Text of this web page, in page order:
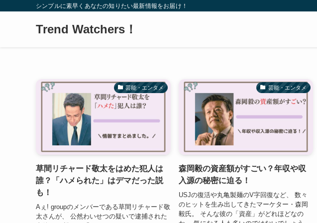
シンプルに素早くあなたの知りたい最新情報をお届け！
Trend Watchers！
芸能・エンタメ
草間リチャード敬太をはめた犯人は
誰？「ハメられた」はデマだった説
も！
Aぇ! groupのメンバーである草間リチャード敬
太さんが、 公然わいせつの疑いで逮捕された
芸能・エンタメ
森岡毅の資産額がすごい？年収や収
入源の秘密に迫る！
USJの復活や丸亀製麺のV字回復など、 数々
のヒットを生み出してきたマーケター・森岡
毅氏。 そんな彼の「資産」がどれほどなの